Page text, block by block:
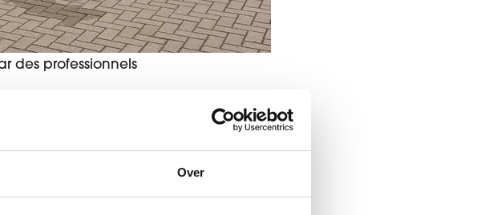
Over
des professionnels
perturber l'action des bactéries qui